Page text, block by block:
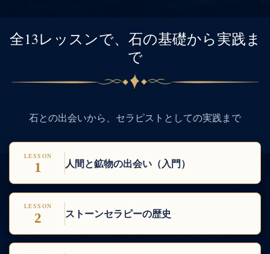
全13レッスンで、石の基礎から実践ま
で
石との出会いから、セラピストとしての実践まで
LESSON
1 人間と鉱物の出会い（入門）
LESSON
2 ストーンセラピーの歴史